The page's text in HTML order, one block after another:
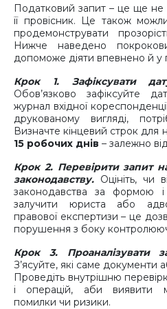
Податковий запит – це ще не
її провісник. Це також
продемонструвати
Нижче наведено
допоможе діяти впевнено й у
Крок 1. Зафіксувати
Обов’язково зафіксуйте
журнал вхідної
друкованому вигляді,
Визначте кінцевий строк для
15 робочих днів – залежно
Крок 2. Перевірити запит
законодавству. Оцініть, чи
законодавства за формою
залучити юриста або
правової експертизи – це
порушення з боку
Крок 3. Проаналізувати
З’ясуйте, які саме документи
Проведіть внутрішню
і операцій, аби виявити
помилки чи ризики.